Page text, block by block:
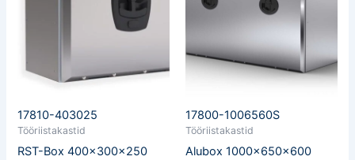
17810-403025
Tööriistakastid
RST-Box 400x300x250
17800-1006560S
Tööriistakastid
Alubox 1000x650x600